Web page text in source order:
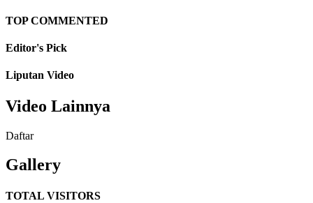
TOP COMMENTED
Editor's Pick
Liputan Video
Video Lainnya
Daftar
Gallery
TOTAL VISITORS